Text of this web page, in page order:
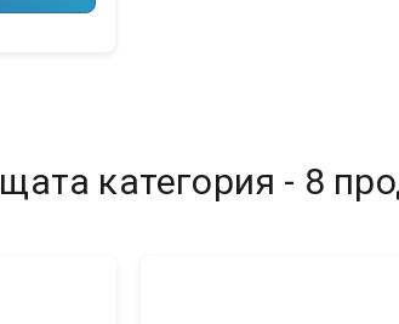
категория - 8